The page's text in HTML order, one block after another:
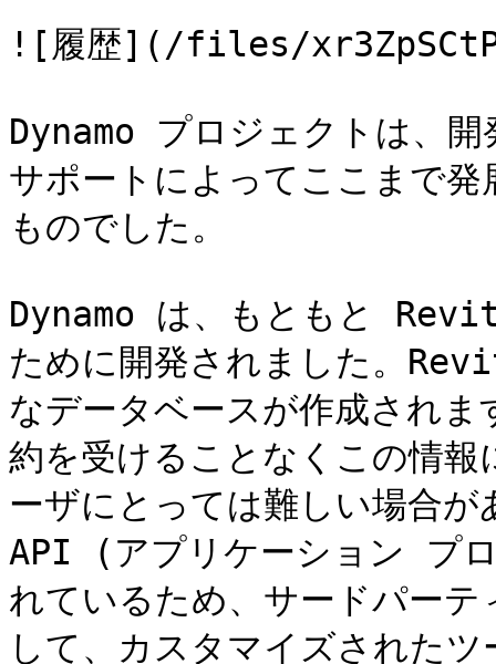
![履歴](/files/
Dynamo プロジェクトは、
サポートによってここまで
ものでした。
Dynamo は、もともと
ために開発されました。
なデータベースが作成され
約を受けることなくこの情
ーザにとっては難しい場合
API (アプリケーション プ
れているため、サードパー
して、カスタマイズされた